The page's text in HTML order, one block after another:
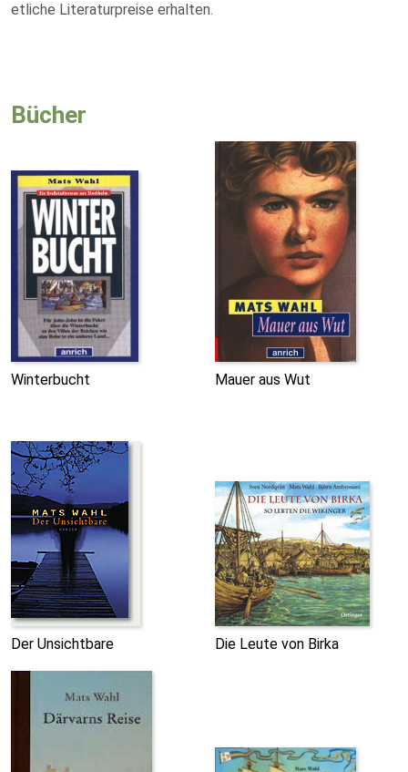
etliche Literaturpreise erhalten.
Bücher
Winterbucht Mauer aus Wut
Der Unsichtbare Die Leute von Birka